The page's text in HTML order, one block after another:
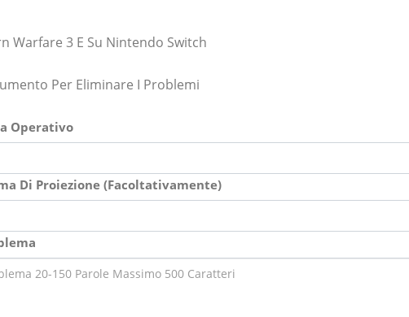
Warfare 3 E Su Nintendo Switch
Per Eliminare I Problemi
Operativo
Di Proiezione (Facoltativamente)